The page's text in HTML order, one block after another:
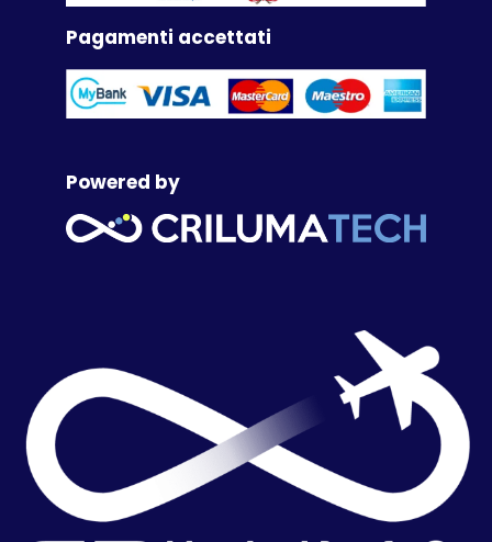
Pagamenti accettati
Powered by